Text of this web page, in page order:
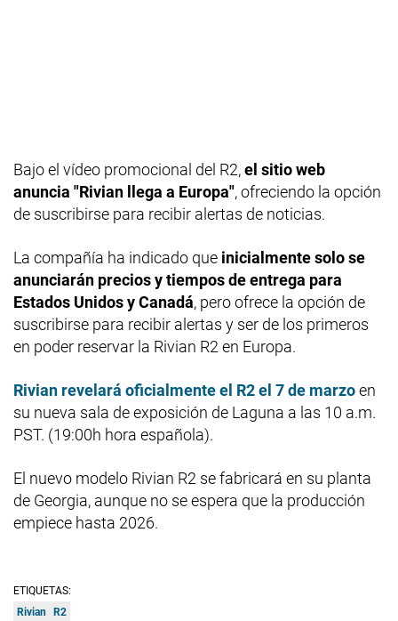
Bajo el vídeo promocional del R2,el sitio web
anuncia "Rivian llega a Europa", ofreciendo la opción
de suscribirse para recibir alertas de noticias.
La compañía ha indicado que inicialmente solo se
anunciarán precios y tiempos de entrega para
Estados Unidos y Canadá, pero ofrece la opción de
suscribirse para recibir alertas y ser de los primeros
en poder reservar la Rivian R2 en Europa.
Rivian revelará oficialmente el R2 el 7 de marzoen
su nueva sala de exposición de Laguna a las 10 a.m.
PST. (19:00h hora española).
El nuevo modelo Rivian R2 se fabricará en su planta
de Georgia, aunque no se espera que la producción
empiece hasta 2026.
ETIQUETAS:
Rivian
R2